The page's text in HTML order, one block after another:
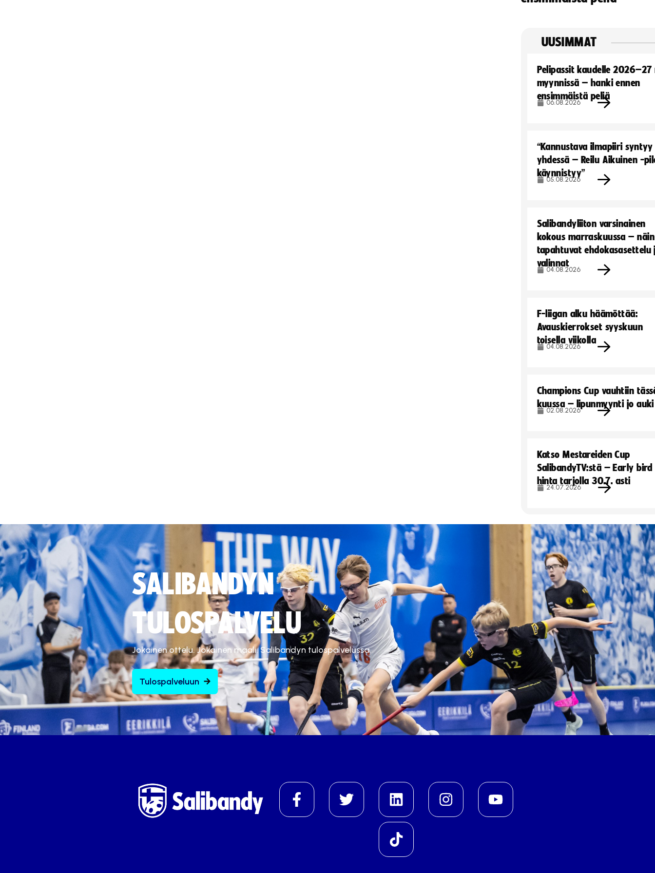
UUSIMMAT
Pelipassit kaudelle
myynnissä – hanki ennen
ensimmäistä peliä
06.08.2026
“Kannustava ilmapiiri syntyy
yhdessä – Reilu Aikuinen -
käynnistyy”
05.08.2026
Salibandyliiton varsinainen
kokous marraskuussa – näin
tapahtuvat ehdokasasettelu
valinnat
04.08.2026
F-liigan alku häämöttää:
Avauskierrokset syyskuun
toisella viikolla
04.08.2026
Champions Cup vauhtiin
kuussa – lipunmyynti jo auki
02.08.2026
Katso Mestareiden Cup
SalibandyTV:stä – Early
hinta tarjolla 30.7. asti
24.07.2026
SALIBANDYN
TULOSPALVELU
Jokainen ottelu. Jokainen maali. Salibandyn tulospalvelussa.
Tulospalveluun